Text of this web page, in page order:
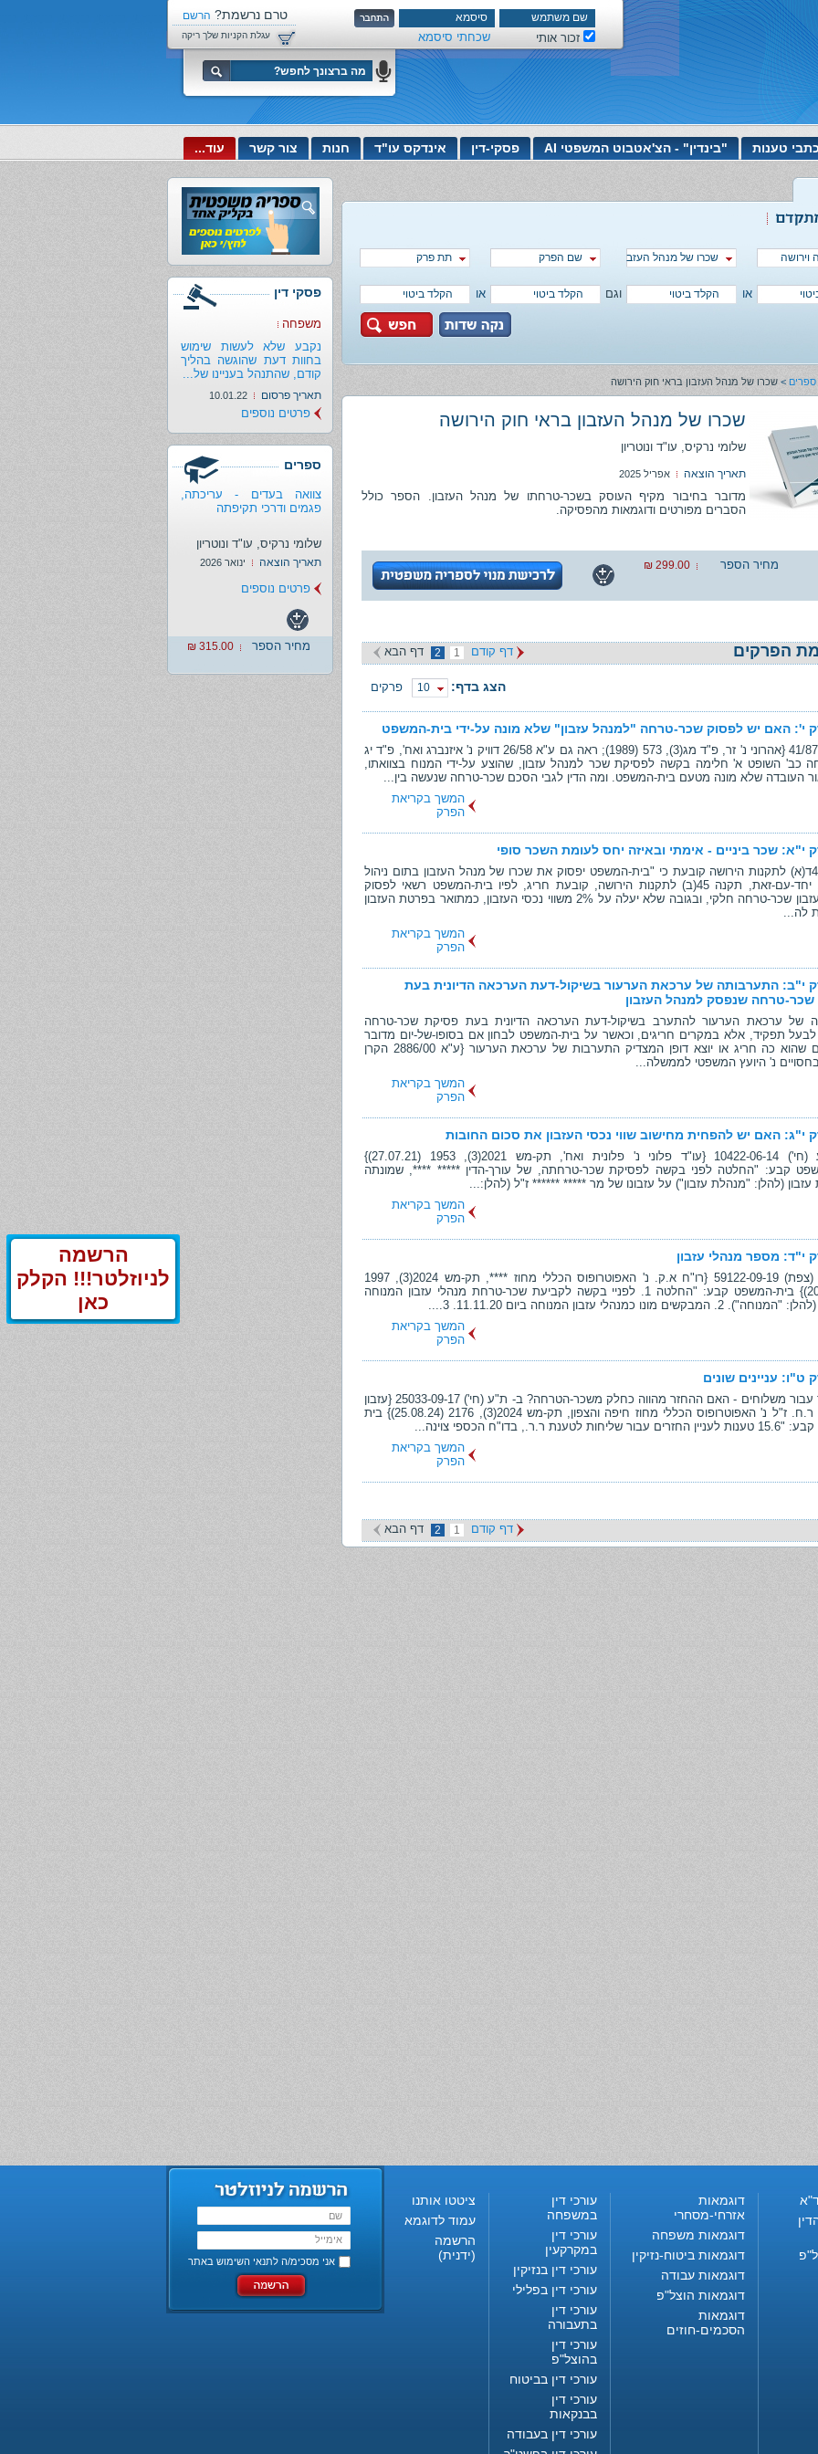
זכור אותי שכחתי סיסמא
טרם נרשמת? הרשם
עכשיו!
עגלת הקניות שלך ריקה
טענות "בינדין" - הצ'אטבוט המשפטי AI פסקי-דין אינדקס עו"ד חנות צור קשר עוד...
שכרו של מנהל העזבון בראי חוק הירושה
שם הפרק תת פרק
או וגם או
ספרים > שכרו של מנהל העזבון בראי חוק הירושה
שכרו של מנהל העזבון בראי חוק הירושה
שלומי נרקיס, עו"ד ונוטריון
תאריך הוצאה אפריל 2025
מדובר בחיבור מקיף העוסק בשכר-טרחתו של מנהל העזבון. הספר כולל
הסברים מפורטים ודוגמאות מהפסיקה.
מחיר הספר 299.00 ₪
הפרקים דף קודם 1
2 דף הבא
הצג בדף: 10 פרקים
י': האם יש לפסוק שכר-טרחה "למנהל עזבון" שלא מונה על-ידי בית-המשפט
ב- ע"א 41/87 {אהרוני נ' זר, פ"ד מג(3), 573 (1989); ראה גם ע"א 26/58 דוויק נ' איזנברג ואח', פ"ד יג
דחה כב' השופט א' חלימה בקשה לפסיקת שכר למנהל עזבון, שהוצע על-ידי המנוח בצוואתו,
העובדה שלא מונה מטעם בית-המשפט. ומה הדין לגבי הסכם שכר-טרחה שנעשה בין...
המשך בקריאת
הפרק
י"א: שכר ביניים - אימתי ובאיזה יחס לעומת השכר סופי
תקנה 45ד(א) לתקנות הירושה קובעת כי "בית-המשפט יפסוק את שכרו של מנהל העזבון בתום ניהול
העזבון". יחד-עם-זאת, תקנה 45(ב) לתקנות הירושה, קובעת חריג, לפיו בית-המשפט רשאי לפסוק
למנהל עזבון שכר-טרחה חלקי, ובגובה שלא יעלה על 2% משווי נכסי העזבון, כמתואר בפרטת העזבון
לה...
המשך בקריאת
הפרק
י"ב: התערבותה של ערכאת הערעור בשיקול-דעת הערכאה הדיונית בעת
טרחה שנפסק למנהל העזבון
של ערכאת הערעור להתערב בשיקול-דעת הערכאה הדיונית בעת פסיקת שכר-טרחה
תפקיד, אלא במקרים חריגים, וכאשר על בית-המשפט לבחון אם בסופו-של-יום מדובר
על סכום שהוא כה חריג או יוצא דופן המצדיק התערבות של ערכאת הערעור {ע"א 2886/00 הקרן
נ' היועץ המשפטי לממשלה...
המשך בקריאת
הפרק
י"ג: האם יש להפחית מחישוב שווי נכסי העזבון את סכום החובות
ב- ת"ע (חי') 10422-06-14 {עו"ד פלוני נ' פלונית ואח', תק-מש 2021(3), 1953 (27.07.21)}
קבע: "החלטה לפני בקשה לפסיקת שכר-טרחתה, של עורך-הדין ***** ****, שמונתה
(להלן: "מנהלת עזבון") על עזבונו של מר ***** ****** ז"ל (להלן:...
המשך בקריאת
הפרק
י"ד: מספר מנהלי עזבון
ב- ת"ע (צפת) 59122-09-19 {רו"ח א.ק. נ' האפוטרופוס הכללי מחוז ****, תק-מש 2024(3), 1997
(20.08.24)} בית-המשפט קבע: "החלטה 1. לפניי בקשה לקביעת שכר-טרחת מנהלי עזבון המנוחה
המבקשים מונו כמנהלי עזבון המנוחה ביום 11.11.20. 3....
המשך בקריאת
הפרק
ט"ו: עניינים שונים
1. החזר עבור משלוחים - האם ההחזר מהווה כחלק משכר-הטרחה? ב- ת"ע (חי') 25033-09-17 {עזבון
המנוחה ר.ח. ז"ל נ' האפוטרופוס הכללי מחוז חיפה והצפון, תק-מש 2024(3), 2176 (25.08.24)} בית
לטענת ר.ר., בדו"ח הכספי צוינה...
המשך בקריאת
הפרק
דף קודם 1
2 דף הבא
פסקי דין
משפחה
נקבע שלא לעשות שימוש
בחוות דעת שהוגשה בהליך
קודם, שהתנהל בעניינו של...
תאריך פרסום 10.01.22
פרטים נוספים
ספרים
צוואה בעדים - עריכתה,
פגמים ודרכי תקיפתה
שלומי נרקיס, עו"ד ונוטריון
תאריך הוצאה ינואר 2026
מחיר הספר 315.00 ₪
פרטים נוספים
דוגמאות
אזרחי-מסחרי
דוגמאות משפחה
דוגמאות ביטוח-נזיקין
דוגמאות עבודה
דוגמאות הוצל"פ
דוגמאות
הסכמים-חוזים
עורכי דין
במשפחה
עורכי דין
במקרקעין
עורכי דין בנזיקין
עורכי דין בפלילי
עורכי דין
בתעבורה
עורכי דין
בהוצל"פ
עורכי דין בביטוח
עורכי דין
בבנקאות
עורכי דין בעבודה
ציטטו אותנו
עמוד לדוגמא
הרשמה
(ידנית)
אני מסכימ/ה לתנאי השימוש באתר
הרשמה
לניוזלטר!!! הקלק
כאן